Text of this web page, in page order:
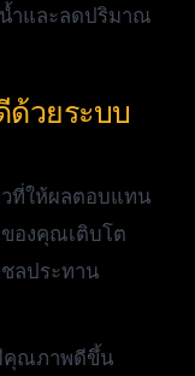
น้ำและลดปริมาณ
วยระบบ
ที่ให้ผลตอบแทน
องคุณเติบโต
ลประทาน
คุณภาพดีขึ้น